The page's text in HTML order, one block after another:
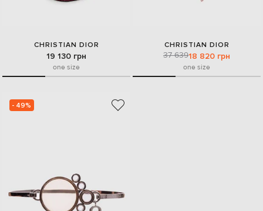
CHRISTIAN DIOR
19 130 грн
one size
CHRISTIAN DIOR
37 63918 820 грн
one size
- 49%